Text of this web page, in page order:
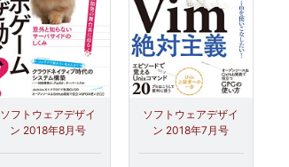
ソフトウェアデザイ
ン 2018年8月号
ソフトウェアデザイ
ン 2018年7月号